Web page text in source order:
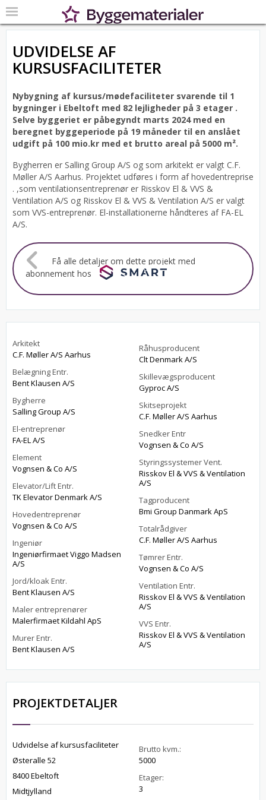
UDVIDELSE AF
KURSUSFACILITETER
Nybygning af kursus/mødefaciliteter svarende til 1
bygninger i Ebeltoft med 82 lejligheder på 3 etager .
Selve byggeriet er påbegyndt marts 2024 med en
beregnet byggeperiode på 19 måneder til en anslået
udgift på 100 mio.kr med et brutto areal på 5000 m².
Bygherren er Salling Group A/S og som arkitekt er valgt C.F.
Møller A/S Aarhus. Projektet udføres i form af hovedentreprise
. ,som ventilationsentreprenør er Risskov El & VVS &
Ventilation A/S og Risskov El & VVS & Ventilation A/S er valgt
som VVS-entreprenør. El-installationerne håndteres af FA-EL
A/S.
Få alle detaljer om dette projekt med
abonnement hos
Arkitekt
C.F. Møller A/S Aarhus
Belægning Entr.
Bent Klausen A/S
Bygherre
Salling Group A/S
El-entreprenør
FA-EL A/S
Element
Vognsen & Co A/S
Elevator/Lift Entr.
TK Elevator Denmark A/S
Hovedentreprenør
Vognsen & Co A/S
Ingeniør
Ingeniørfirmaet Viggo Madsen
A/S
Jord/kloak Entr.
Bent Klausen A/S
Maler entreprenører
Malerfirmaet Kildahl ApS
Murer Entr.
Bent Klausen A/S
Råhusproducent
Clt Denmark A/S
Skillevægsproducent
Gyproc A/S
Skitseprojekt
C.F. Møller A/S Aarhus
Snedker Entr
Vognsen & Co A/S
Styringssystemer Vent.
Risskov El & VVS & Ventilation
A/S
Tagproducent
Bmi Group Danmark ApS
Totalrådgiver
C.F. Møller A/S Aarhus
Tømrer Entr.
Vognsen & Co A/S
Ventilation Entr.
Risskov El & VVS & Ventilation
A/S
VVS Entr.
Risskov El & VVS & Ventilation
A/S
PROJEKTDETALJER
Udvidelse af kursusfaciliteter
Østeralle 52
8400 Ebeltoft
Midtjylland
Brutto kvm.:
5000
Etager:
3